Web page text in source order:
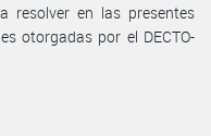
resolver en las presentes
otorgadas por el DECTO-